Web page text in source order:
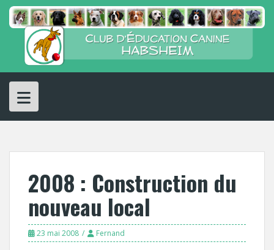
Skip
content
2008 : Construction du
nouveau local
23 mai 2008 Fernand